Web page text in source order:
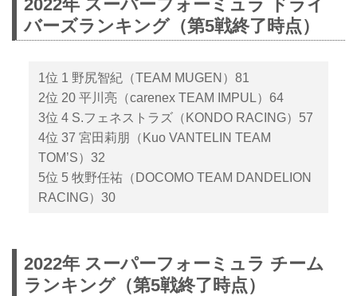
2022年 スーパーフォーミュラ ドライ
バーズランキング（第5戦終了時点）
1位 1 野尻智紀（TEAM MUGEN）81
2位 20 平川亮（carenex TEAM IMPUL）64
3位 4 S.フェネストラズ（KONDO RACING）57
4位 37 宮田莉朋（Kuo VANTELIN TEAM
TOM’S）32
5位 5 牧野任祐（DOCOMO TEAM DANDELION
RACING）30
2022年 スーパーフォーミュラ チーム
ランキング（第5戦終了時点）